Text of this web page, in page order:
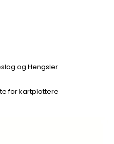
og Hengsler
for kartplottere